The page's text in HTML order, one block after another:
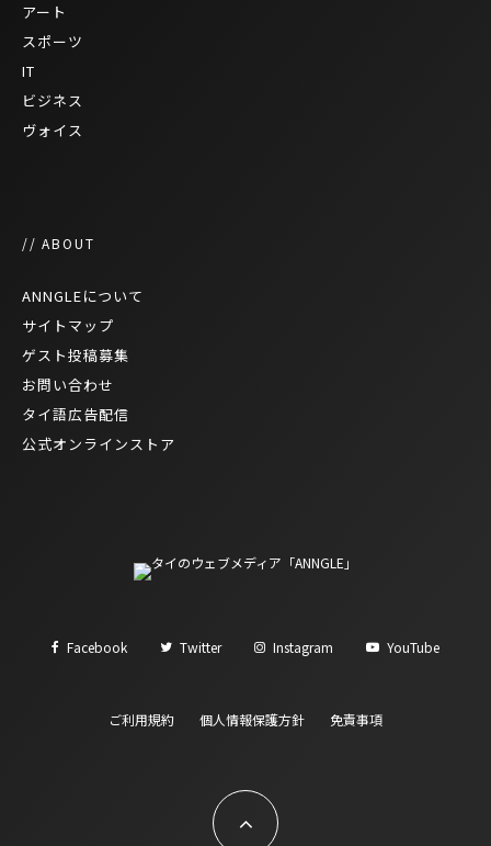
アート
スポーツ
IT
ビジネス
ヴォイス
// ABOUT
ANNGLEについて
サイトマップ
ゲスト投稿募集
お問い合わせ
タイ語広告配信
公式オンラインストア
Facebook Twitter Instagram YouTube
ご利用規約 個人情報保護方針 免責事項